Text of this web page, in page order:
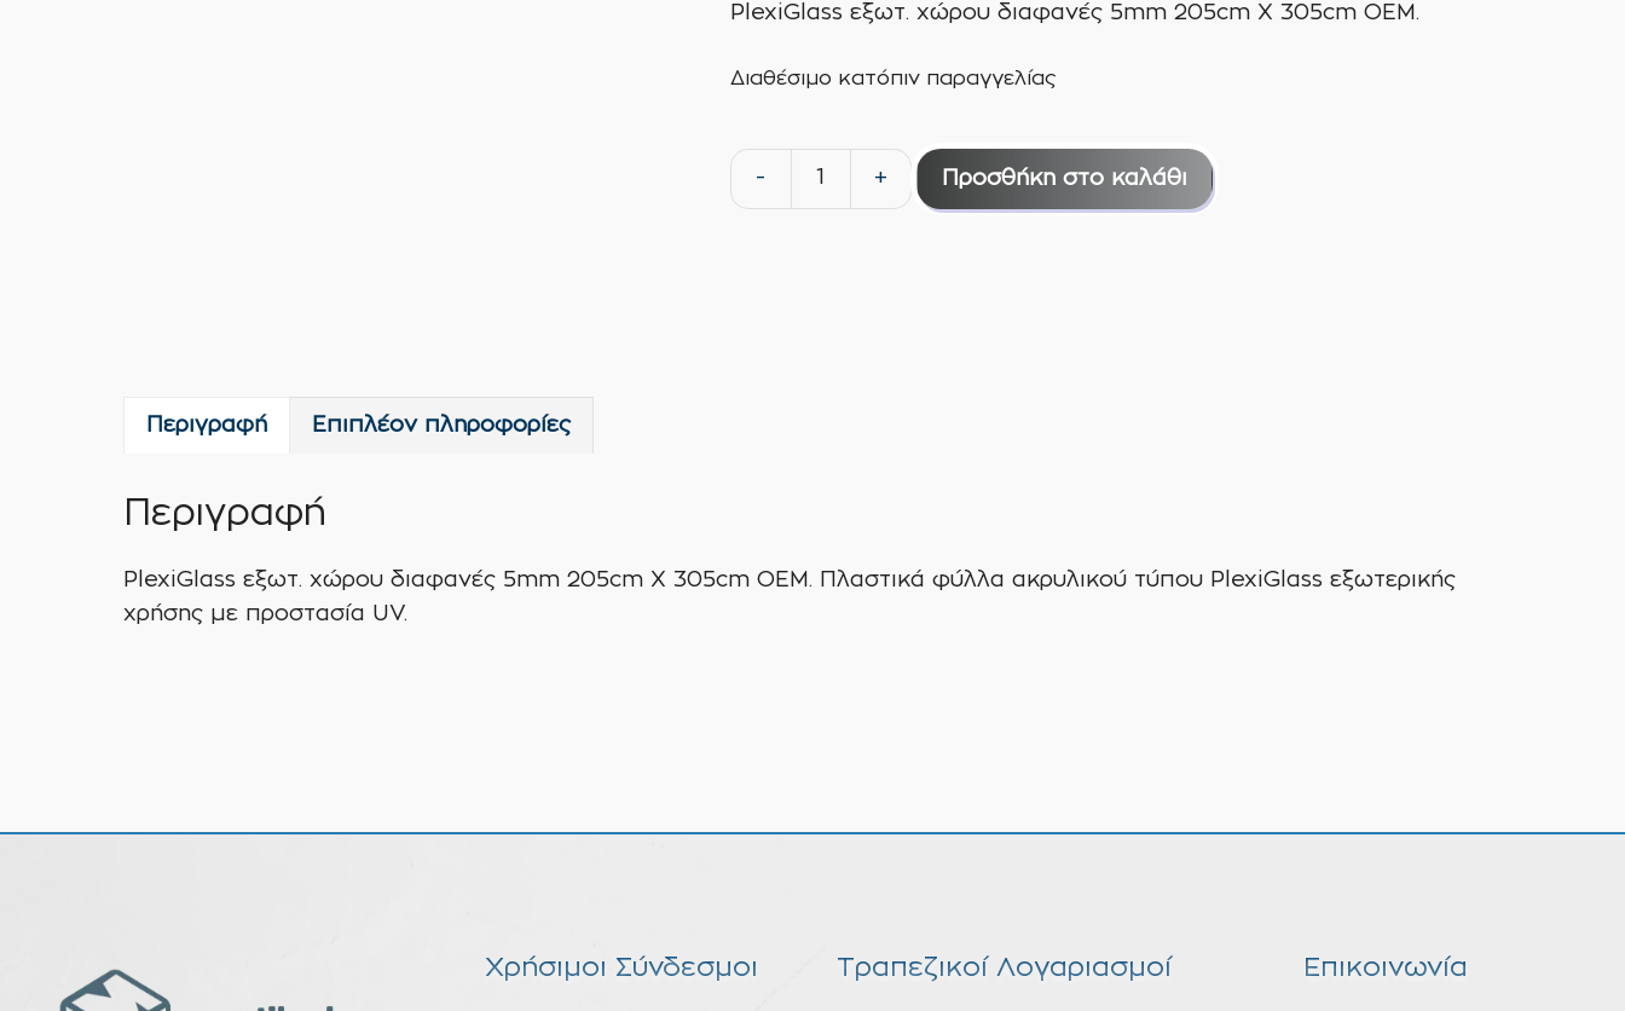
PlexiGlass εξωτ. χώρου διαφανές 5mm 205cm X 305cm ΟΕΜ.
Διαθέσιμο κατόπιν παραγγελίας
-
PlexiGlass
+ Προσθήκη στο καλάθι
Περιγραφή Επιπλέον πληροφορίες
Περιγραφή
PlexiGlass εξωτ. χώρου διαφανές 5mm 205cm X 305cm ΟΕΜ. Πλαστικά φύλλα ακρυλικού τύπου PlexiGlass εξωτερικής
χρήσης με προστασία UV.
Χρήσιμοι Σύνδεσμοι Τραπεζικοί Λογαριασμοί Επικοινωνία